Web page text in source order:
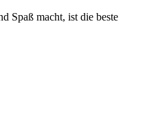
Spaß macht, ist die beste